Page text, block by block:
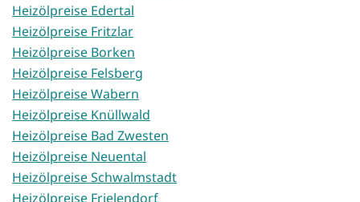
Heizölpreise Edertal
Heizölpreise Fritzlar
Heizölpreise Borken
Heizölpreise Felsberg
Heizölpreise Wabern
Heizölpreise Knüllwald
Heizölpreise Bad Zwesten
Heizölpreise Neuental
Heizölpreise Schwalmstadt
Heizölpreise Frielendorf